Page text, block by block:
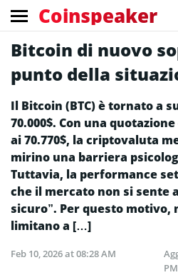
Coinspeaker
Bitcoin di nuovo
punto della
Il Bitcoin (BTC) è tornato a
70.000$. Con una
ai 70.770$, la criptovaluta
mirino una barriera
Tuttavia, la performance
che il mercato non si sente
sicuro”. Per questo
limitano a […]
Feb 10, 2026 at 08:28 AM
PM